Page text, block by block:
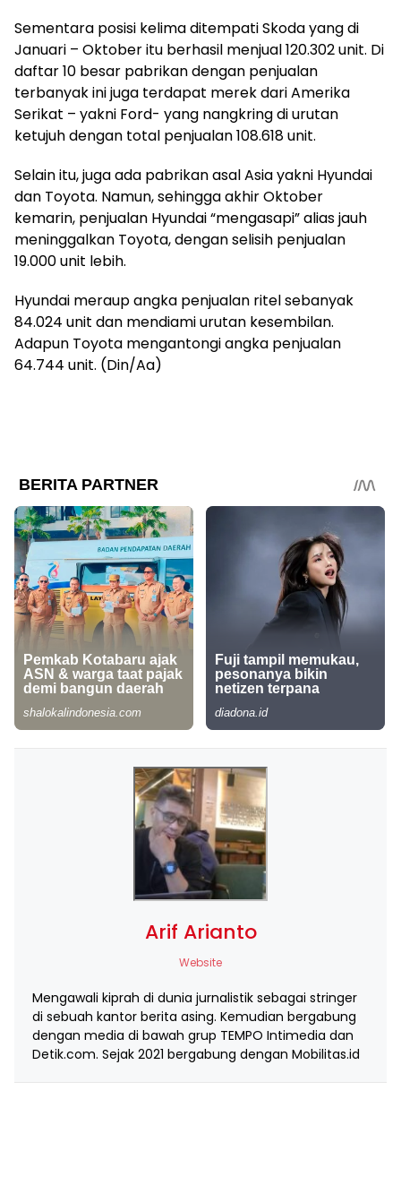
Sementara posisi kelima ditempati Skoda yang di
Januari – Oktober itu berhasil menjual 120.302 unit. Di
daftar 10 besar pabrikan dengan penjualan
terbanyak ini juga terdapat merek dari Amerika
Serikat – yakni Ford- yang nangkring di urutan
ketujuh dengan total penjualan 108.618 unit.
Selain itu, juga ada pabrikan asal Asia yakni Hyundai
dan Toyota. Namun, sehingga akhir Oktober
kemarin, penjualan Hyundai “mengasapi” alias jauh
meninggalkan Toyota, dengan selisih penjualan
19.000 unit lebih.
Hyundai meraup angka penjualan ritel sebanyak
84.024 unit dan mendiami urutan kesembilan.
Adapun Toyota mengantongi angka penjualan
64.744 unit. (Din/Aa)
Arif Arianto
Website
Mengawali kiprah di dunia jurnalistik sebagai stringer
di sebuah kantor berita asing. Kemudian bergabung
dengan media di bawah grup TEMPO Intimedia dan
Detik.com. Sejak 2021 bergabung dengan Mobilitas.id